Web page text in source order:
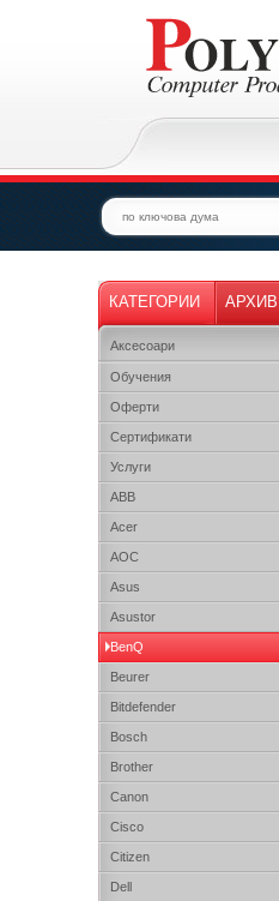
КАТЕГОРИИ АРХИВ
Аксесоари
Обучения
Оферти
Сертификати
Услуги
ABB
Acer
AOC
Asus
Asustor
BenQ
Beurer
Bitdefender
Bosch
Brother
Canon
Cisco
Citizen
Dell